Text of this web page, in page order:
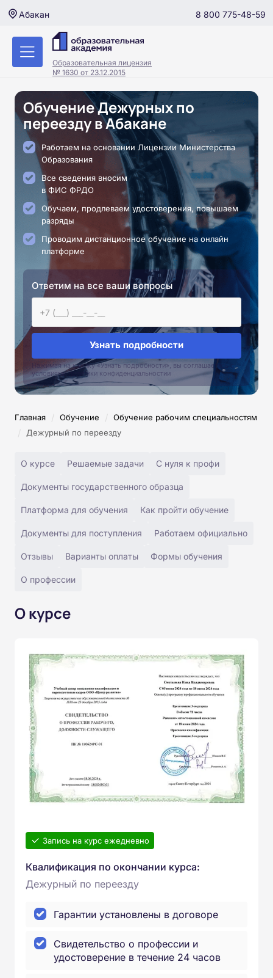
Абакан 8 800 775-48-59
Образовательная лицензия
№ 1630 от 23.12.2015
Обучение Дежурных по
переезду в Абакане
Работаем на основании Лицензии Министерства
Образования
Все сведения вносим
в ФИС ФРДО
Обучаем, продлеваем удостоверения, повышаем
разряды
Проводим дистанционное обучение на онлайн
платформе
Ответим на все ваши вопросы
Узнать подробности
Нажимая на кнопку «Узнать подробности», вы соглашаетесь с
условиями политики конфиденциальностии
Главная / Обучение / Обучение рабочим специальностям
/ Дежурный по переезду
О курсе Решаемые задачи С нуля к профи
Документы государственного образца
Платформа для обучения Как пройти обучение
Документы для поступления Работаем официально
Отзывы Варианты оплаты Формы обучения
О профессии
О курсе
Запись на курс ежедневно
Квалификация по окончании курса:
Дежурный по переезду
Гарантии установлены в договоре
Свидетельство о профессии и
удостоверение в течение 24 часов